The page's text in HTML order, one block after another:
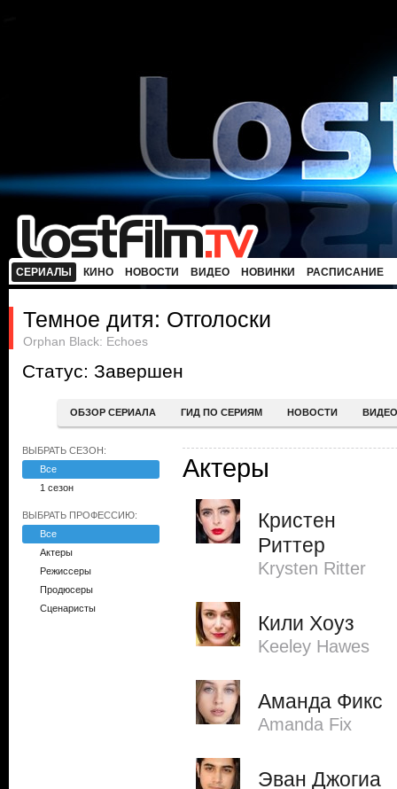
СЕРИАЛЫ КИНО НОВОСТИ ВИДЕО НОВИНКИ РАСПИСАНИЕ
Темное дитя: Отголоски
Orphan Black: Echoes
Статус: Завершен
ОБЗОР СЕРИАЛА ГИД ПО СЕРИЯМ НОВОСТИ ВИДЕО
ВЫБРАТЬ СЕЗОН:
Все
1 сезон
ВЫБРАТЬ ПРОФЕССИЮ:
Все
Актеры
Режиссеры
Продюсеры
Сценаристы
Актеры
Кристен
Риттер
Krysten Ritter
Кили Хоуз
Keeley Hawes
Аманда Фикс
Amanda Fix
Эван Джогиа